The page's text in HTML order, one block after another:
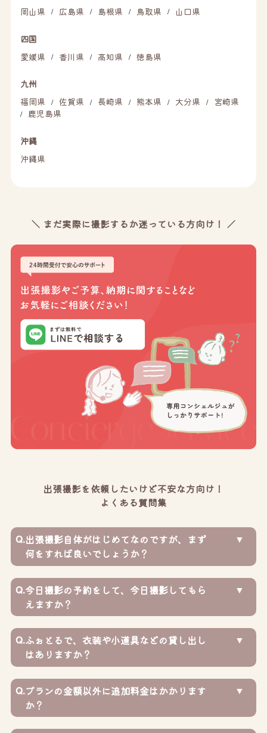
岡山県
/ 広島県 / 島根県 / 鳥取県 / 山口県
四国
愛媛県
/ 香川県 / 高知県 / 徳島県
九州
福岡県
/ 佐賀県 / 長崎県 / 熊本県 / 大分県 / 宮崎県
/ 鹿児島県
沖縄
沖縄県
＼ まだ実際に撮影するか迷っている方向け！ ／
出張撮影を依頼したいけど不安な方向け！
よくある質問集
Q.出張撮影自体がはじめてなのですが、まず
何をすれば良いでしょうか？
Q.今日撮影の予約をして、今日撮影してもら
えますか？
Q.ふぉとるで、衣装や小道具などの貸し出し
はありますか？
Q.プランの金額以外に追加料金はかかります
か？